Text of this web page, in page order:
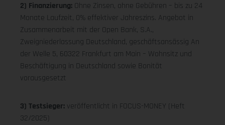
2) Finanzierung: Ohne Zinsen, ohne Gebühren – bis zu 24
Monate Laufzeit, 0% effektiver Jahreszins. Angebot in
Zusammenarbeit mit der Open Bank, S.A.,
Zweigniederlassung Deutschland, geschäftsansässig An
der Welle 5, 60322 Frankfurt am Main – Wohnsitz und
Beschäftigung in Deutschland sowie Bonität
vorausgesetzt
3) Testsieger: veröffentlicht in FOCUS-MONEY (Heft
32/2025)